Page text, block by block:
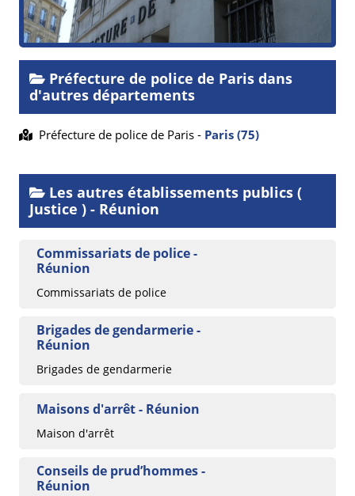
Préfecture de police de Paris dans
d'autres départements
Préfecture de police de Paris - Paris (75)
Les autres établissements publics (
Justice ) - Réunion
Commissariats de police -
Réunion
Commissariats de police
Brigades de gendarmerie -
Réunion
Brigades de gendarmerie
Maisons d'arrêt - Réunion
Maison d'arrêt
Conseils de prud’hommes -
Réunion